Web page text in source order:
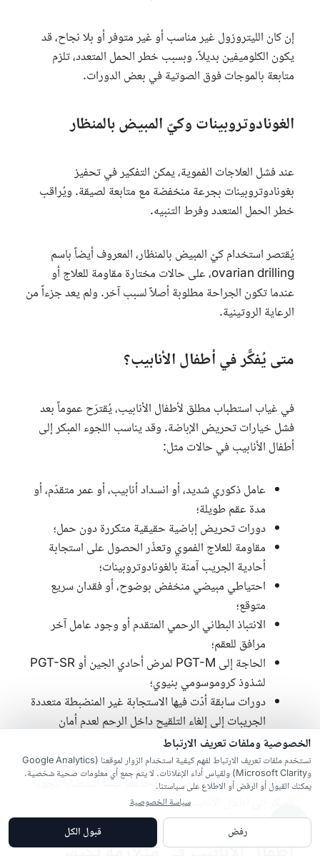
إن كان الليتروزول غير مناسب أو غير متوفر أو بلا نجاح، قد
يكون الكلوميفين بديلاً. وبسبب خطر الحمل المتعدد، تلزم
متابعة بالموجات فوق الصوتية في بعض الدورات.
الغونادوتروبينات وكيّ المبيض بالمنظار
عند فشل العلاجات الفموية، يمكن التفكير في تحفيز
بغونادوتروبينات بجرعة منخفضة مع متابعة لصيقة. ويُراقب
خطر الحمل المتعدد وفرط التنبيه.
يُقتصر استخدام كيّ المبيض بالمنظار، المعروف أيضاً باسم
ovarian drilling، على حالات مختارة مقاومة للعلاج أو
عندما تكون الجراحة مطلوبة أصلاً لسبب آخر. ولم يعد جزءاً من
الرعاية الروتينية.
متى يُفكَّر في أطفال الأنابيب؟
في غياب استطباب مطلق لأطفال الأنابيب، يُقترَح عموماً بعد
فشل خيارات تحريض الإباضة. وقد يناسب اللجوء المبكر إلى
أطفال الأنابيب في حالات مثل:
عامل ذكوري شديد، أو انسداد أنابيب، أو عمر متقدّم، أو
مدة عقم طويلة؛
دورات تحريض إباضية حقيقية متكررة دون حمل؛
مقاومة للعلاج الفموي وتعذّر الحصول على استجابة
أحادية الجريب آمنة بالغونادوتروبينات؛
احتياطي مبيضي منخفض بوضوح، أو فقدان سريع
متوقع؛
الانتباذ البطاني الرحمي المتقدم أو وجود عامل آخر
مرافق للعقم؛
الحاجة إلى PGT-M لمرض أحادي الجين أوPGT-SR
لشذوذ كروموسومي بنيوي؛
دورات سابقة أدّت فيها الاستجابة غير المنضبطة متعددة
الجريبات إلى إلغاء التلقيح داخل الرحم لعدم أمان
الاستمرار فيه.
ارتفاعAMHأو كثرة الجريبات وحدهماليسا
استطباباً للجوء
المبكر إلى أطفال الأنابيب.
الخصوصية وملفات تعريف الارتباط
نستخدم ملفات تعريف الارتباط لفهم كيفية استخدام الزوار لموقعنا (Google Analytics
وMicrosoft Clarity) ولقياس أداء الإعلانات. لا يتم جمع أي معلومات صحية شخصية.
يمكنك القبول أو الرفض أو الاطلاع على سياستنا.
سياسة الخصوصية
رفض قبول الكل